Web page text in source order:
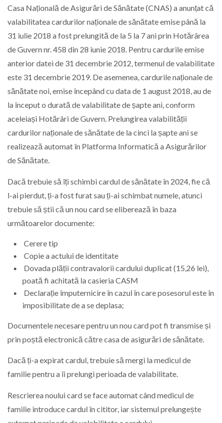
Casa Națională de Asigurări de Sănătate (CNAS) a anunțat că
valabilitatea cardurilor naționale de sănătate emise până la
31 iulie 2018 a fost prelungită de la 5 la 7 ani prin Hotărârea
de Guvern nr. 458 din 28 iunie 2018. Pentru cardurile emise
anterior datei de 31 decembrie 2012, termenul de valabilitate
este 31 decembrie 2019. De asemenea, cardurile naționale de
sănătate noi, emise începând cu data de 1 august 2018, au de
la început o durată de valabilitate de șapte ani, conform
aceleiași Hotărâri de Guvern. Prelungirea valabilității
cardurilor naționale de sănătate de la cinci la șapte ani se
realizează automat în Platforma Informatică a Asigurărilor
de Sănătate.
Dacă trebuie să îți schimbi cardul de sănătate în 2024, fie că
l-ai pierdut, ți-a fost furat sau ți-ai schimbat numele, atunci
trebuie să știi că un nou card se eliberează în baza
următoarelor documente:
Cerere tip
Copie a actului de identitate
Dovada plății contravalorii cardului duplicat (15,26 lei),
poată fi achitată la casieria CASM
Declarație împuternicire în cazul în care posesorul este în
imposibilitate de a se deplasa;
Documentele necesare pentru un nou card pot fi transmise și
prin poștă electronică către casa de asigurări de sănătate.
Dacă ți-a expirat cardul, trebuie să mergi la medicul de
familie pentru a îi prelungi perioada de valabilitate.
Rescrierea noului card se face automat când medicul de
familie introduce cardul în cititor, iar sistemul prelungește